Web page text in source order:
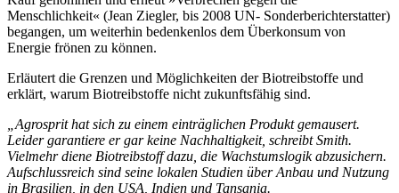
Menschlichkeit« (Jean Ziegler, bis 2008 UN- Sonderberichterstatter)
begangen, um weiterhin bedenkenlos dem Überkonsum von
Energie frönen zu können.
Erläutert die Grenzen und Möglichkeiten der Biotreibstoffe und
erklärt, warum Biotreibstoffe nicht zukunftsfähig sind.
„Agrosprit hat sich zu einem einträglichen Produkt gemausert.
Leider garantiere er gar keine Nachhaltigkeit, schreibt Smith.
Vielmehr diene Biotreibstoff dazu, die Wachstumslogik abzusichern.
Aufschlussreich sind seine lokalen Studien über Anbau und Nutzung
in Brasilien, in den USA, Indien und Tansania.